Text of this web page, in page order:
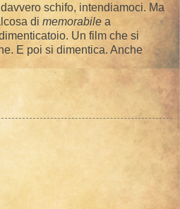
schifo, intendiamoci. Ma
di memorabile a
Un film che si
E poi si dimentica. Anche